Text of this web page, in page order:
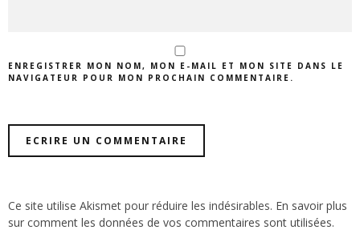
ENREGISTRER MON NOM, MON E-MAIL ET MON SITE DANS LE
NAVIGATEUR POUR MON PROCHAIN COMMENTAIRE.
Ce site utilise Akismet pour réduire les indésirables. En savoir plus
sur comment les données de vos commentaires sont utilisées.